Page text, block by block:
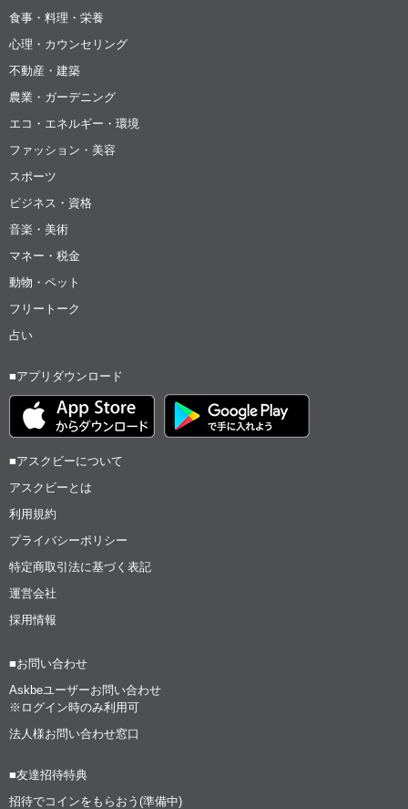
食事・料理・栄養
心理・カウンセリング
不動産・建築
農業・ガーデニング
エコ・エネルギー・環境
ファッション・美容
スポーツ
ビジネス・資格
音楽・美術
マネー・税金
動物・ペット
フリートーク
占い
■アプリダウンロード
■アスクビーについて
アスクビーとは
利用規約
プライバシーポリシー
特定商取引法に基づく表記
運営会社
採用情報
■お問い合わせ
Askbeユーザーお問い合わせ
※ログイン時のみ利用可
法人様お問い合わせ窓口
■友達招待特典
招待でコインをもらおう(準備中)